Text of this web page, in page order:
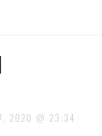
2020 23:34